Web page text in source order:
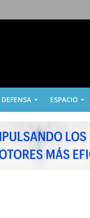
DEFENSA ESPACIO